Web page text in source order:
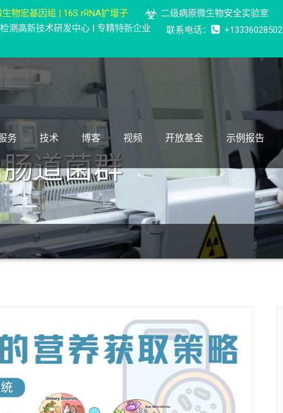
物宏基因组 | 16S rRNA扩增子
二级病原微生物安全实验室
测高新技术研发中心 | 专精特新企业
联系电话： +13336028502
务 技术 博客 视频 开放基金 示例报告
肠道菌群